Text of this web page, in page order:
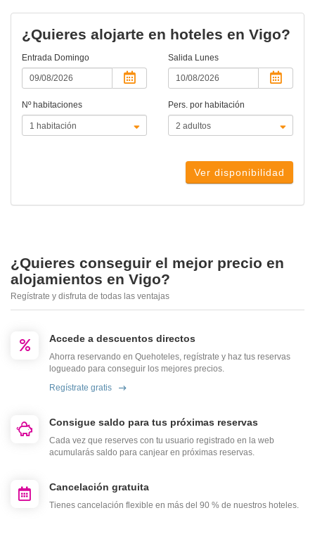
¿Quieres alojarte en hoteles en Vigo?
Entrada Domingo Salida Lunes
Nº habitaciones Pers. por habitación
Ver disponibilidad
¿Quieres conseguir el mejor precio en
alojamientos en Vigo?
Regístrate y disfruta de todas las ventajas
Accede a descuentos directos
Ahorra reservando en Quehoteles, regístrate y haz tus reservas
logueado para conseguir los mejores precios.
Regístrate gratis
Consigue saldo para tus próximas reservas
Cada vez que reserves con tu usuario registrado en la web
acumularás saldo para canjear en próximas reservas.
Cancelación gratuita
Tienes cancelación flexible en más del 90 % de nuestros hoteles.